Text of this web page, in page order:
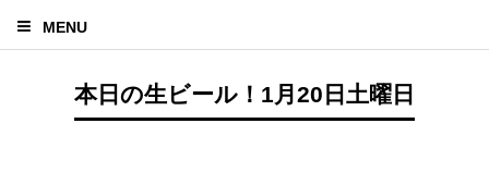
MENU
本日の生ビール！1月20日土曜日